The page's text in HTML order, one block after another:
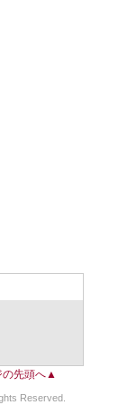
の先頭へ▲
Reserved.